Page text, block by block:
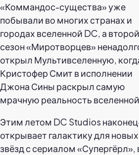
«Коммандос-существа» уже
побывали во многих странах и
городах вселенной DC, а второй
сезон «Миротворцев»
открыл Мультивселенную,
Кристофер Смит в исполнении
Джона Сины раскрыл самую
мрачную реальность
Этим летом DC Studios
открывает галактику для новых
звёзд с сериалом «Супергёрл»,